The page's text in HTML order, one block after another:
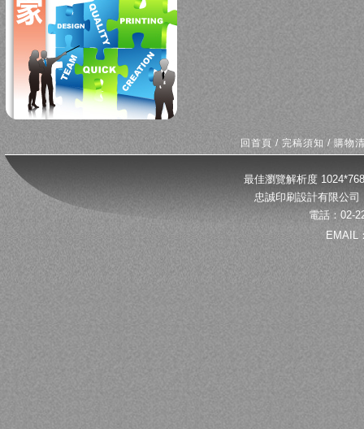
回首頁 /完稿須知 /購物
最佳瀏覽解析度
忠誠印刷設計有限公
電話：02-
EMAIL